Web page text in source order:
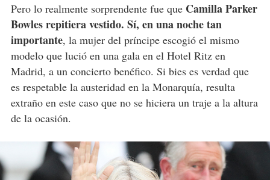
Pero lo realmente sorprendente fue que Camilla Parker
Bowles repitiera vestido. Sí, en una noche tan
importante, la mujer del príncipe escogió el mismo
modelo que lució en una gala en el Hotel Ritz en
Madrid, a un concierto benéfico. Si bies es verdad que
es respetable la austeridad en la Monarquía, resulta
extraño en este caso que no se hiciera un traje a la altura
de la ocasión.